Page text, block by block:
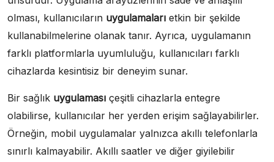
olması, kullanıcıların uygulamaları etkin bir şekilde
kullanabilmelerine olanak tanır. Ayrıca, uygulamanın
farklı platformlarla uyumluluğu, kullanıcıları farklı
cihazlarda kesintisiz bir deneyim sunar.
Bir sağlık uygulaması çeşitli cihazlarla entegre
olabilirse, kullanıcılar her yerden erişim sağlayabilirler.
Örneğin, mobil uygulamalar yalnızca akıllı telefonlarla
sınırlı kalmayabilir. Akıllı saatler ve diğer giyilebilir